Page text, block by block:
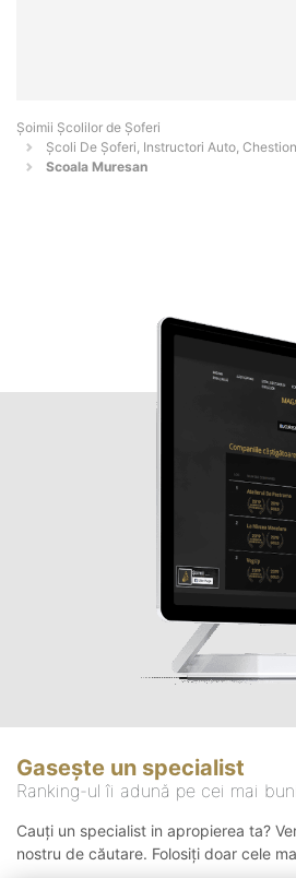
Şoimii Școlilor de Șoferi
Școli De Șoferi, Instructori Auto,
Scoala Muresan
Gasește un specialist
Ranking-ul îi adună pe cei mai
Cauți un specialist in apropierea ta?
nostru de căutare. Folosiți doar cele